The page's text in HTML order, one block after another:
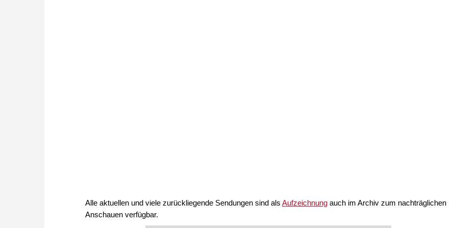
Alle aktuellen und viele zurückliegende Sendungen sind als Aufzeichnung auch im Archiv zum nachträglichen
Anschauen verfügbar.